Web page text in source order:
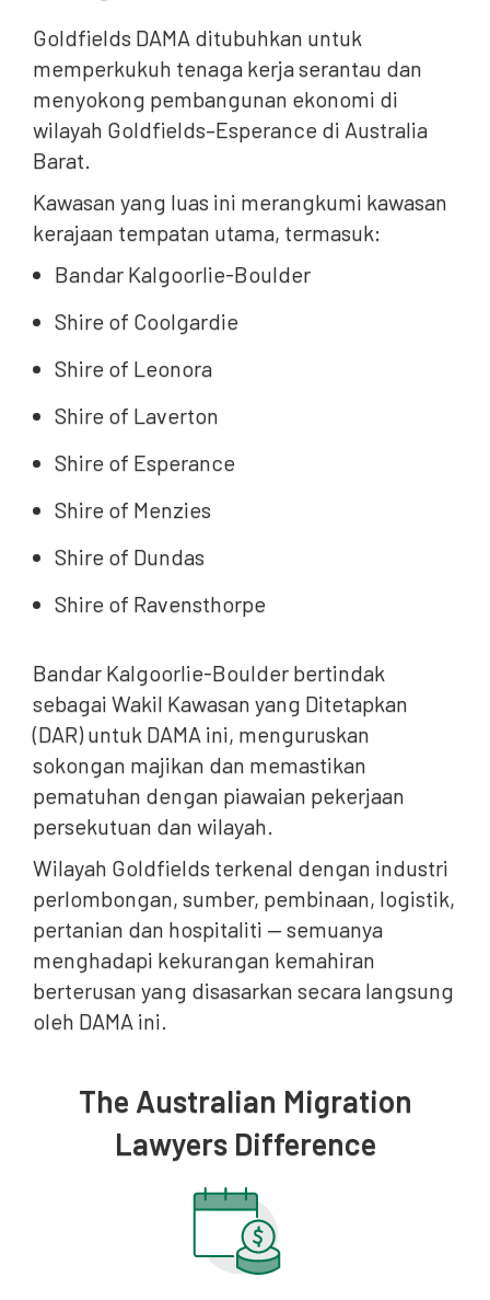
Goldfields DAMA ditubuhkan untuk
memperkukuh tenaga kerja serantau dan
menyokong pembangunan ekonomi di
wilayah Goldfields–Esperance di Australia
Barat.
Kawasan yang luas ini merangkumi kawasan
kerajaan tempatan utama, termasuk:
Bandar Kalgoorlie-Boulder
Shire of Coolgardie
Shire of Leonora
Shire of Laverton
Shire of Esperance
Shire of Menzies
Shire of Dundas
Shire of Ravensthorpe
Bandar Kalgoorlie-Boulder bertindak
sebagai Wakil Kawasan yang Ditetapkan
(DAR) untuk DAMA ini, menguruskan
sokongan majikan dan memastikan
pematuhan dengan piawaian pekerjaan
persekutuan dan wilayah.
Wilayah Goldfields terkenal dengan industri
perlombongan, sumber, pembinaan, logistik,
pertanian dan hospitaliti — semuanya
menghadapi kekurangan kemahiran
berterusan yang disasarkan secara langsung
oleh DAMA ini.
The Australian Migration
Lawyers Difference